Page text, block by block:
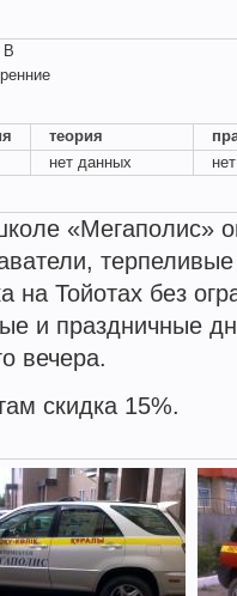
B
теория
нет данных
«Мегаполис»
терпеливые
на Тойотах без
и праздничные
вечера.
скидка 15%.